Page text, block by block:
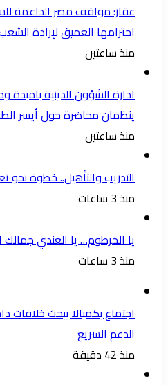
عقار: مواقف مصر الداعمة
احترامها العميق لإرادة
منذ ساعتين
ادارة الشؤون الدينية
ينظمان محاضرة حول أيسر
منذ ساعتين
التدريب والتأهيل.. خطوة نحو
منذ 3 ساعات
يا الخرطوم… يا العندي جمالك
منذ 3 ساعات
اجتماع بكمبالا يبحث خلافات
الدعم السريع
منذ 42 دقيقة